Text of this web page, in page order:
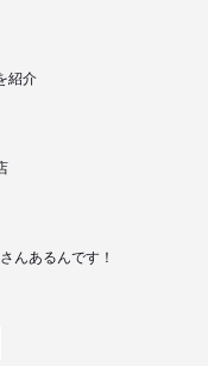
紹介
んあるんです！